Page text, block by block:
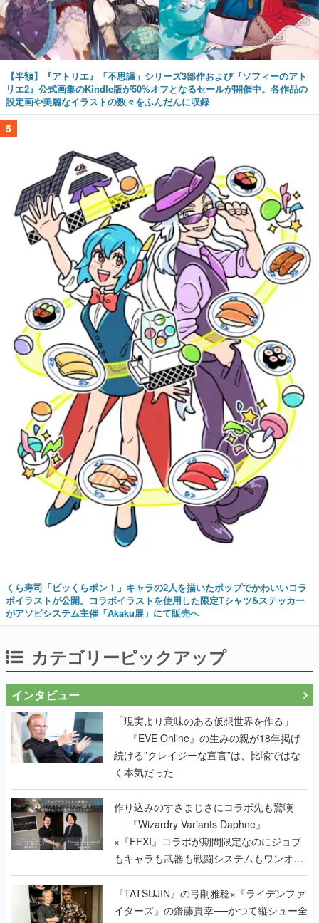
【半額】『アトリエ』「不思議」シリーズ3部作および『ソフィーのアト
リエ2』公式画集のKindle版が50%オフとなるセールが開催中。各作品の
設定画や美麗なイラストの数々をふんだんに収録
5
くら寿司「ビッくらポン！」キャラの2人を描いたポップでかわいいコラ
ボイラストが公開。コラボイラストを使用した限定Tシャツ&ステッカー
がアソビシステム主催「Akaku展」にて販売へ
カテゴリーピックアップ
インタビュー
「現実より意味のある仮想世界を作る」
──『EVE Online』の生みの親が18年掲げ
続ける”クレイジーな宣言”は、比喩ではな
く本気だった
作り込みのすさまじさにコラボ先も驚嘆
──『Wizardry Variants Daphne』
×『FFXI』コラボが期間限定なのにジョブ
もキャラも武器も戦闘システムもワンオフ
で作り込まれた理由を両ディレクターに聞
く
『TATSUJIN』の弓削雅稔×『ライデンファ
イターズ』の齋藤貴幸──かつて縦シュー全